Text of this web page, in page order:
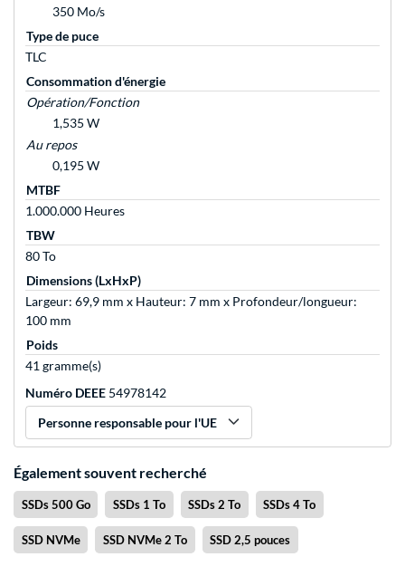
350 Mo/s
Type de puce
TLC
Consommation d'énergie
Opération/Fonction
1,535 W
Au repos
0,195 W
MTBF
1.000.000 Heures
TBW
80 To
Dimensions (LxHxP)
Largeur: 69,9 mm x Hauteur: 7 mm x Profondeur/longueur:
100 mm
Poids
41 gramme(s)
Numéro DEEE 54978142
Personne responsable pour l'UE
Également souvent recherché
SSDs 500 Go SSDs 1 To SSDs 2 To SSDs 4 To
SSD NVMe SSD NVMe 2 To SSD 2,5 pouces